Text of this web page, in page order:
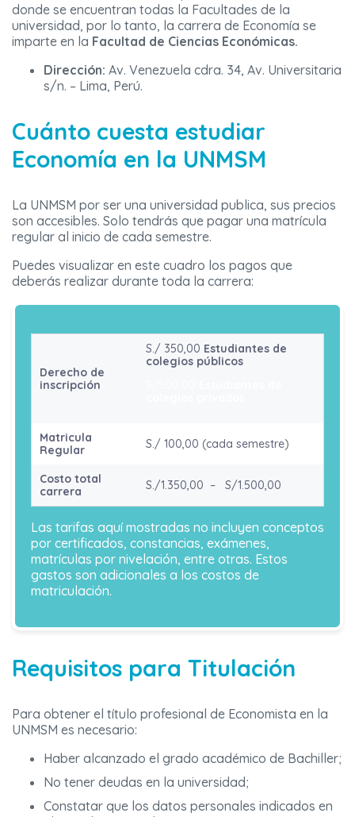
donde se encuentran todas la Facultades de la
universidad, por lo tanto, la carrera de Economía se
imparte en la Facultad de Ciencias Económicas.
Dirección: Av. Venezuela cdra. 34, Av. Universitaria
s/n. – Lima, Perú.
Cuánto cuesta estudiar
Economía en la UNMSM
La UNMSM por ser una universidad publica, sus precios
son accesibles. Solo tendrás que pagar una matrícula
regular al inicio de cada semestre.
Puedes visualizar en este cuadro los pagos que
deberás realizar durante toda la carrera:
Derecho de
inscripción
S./ 350,00 Estudiantes de
colegios públicos
Matricula
Regular
S./ 100,00 (cada semestre)
Costo total
carrera
S./1.350,00 – S/1.500,00
Las tarifas aquí mostradas no incluyen conceptos
por certificados, constancias, exámenes,
matrículas por nivelación, entre otras. Estos
gastos son adicionales a los costos de
matriculación.
Requisitos para Titulación
Para obtener el título profesional de Economista en la
UNMSM es necesario:
Haber alcanzado el grado académico de Bachiller;
No tener deudas en la universidad;
Constatar que los datos personales indicados en